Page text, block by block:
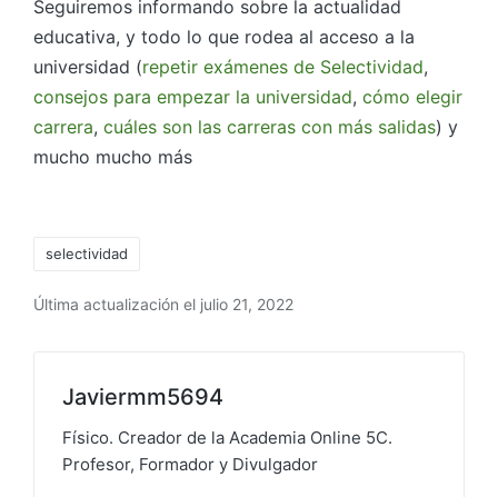
Seguiremos informando sobre la actualidad
educativa, y todo lo que rodea al acceso a la
universidad (repetir exámenes de Selectividad,
consejos para empezar la universidad, cómo elegir
carrera, cuáles son las carreras con más salidas) y
mucho mucho más
selectividad
Última actualización el julio 21, 2022
Javiermm5694
Físico. Creador de la Academia Online 5C.
Profesor, Formador y Divulgador